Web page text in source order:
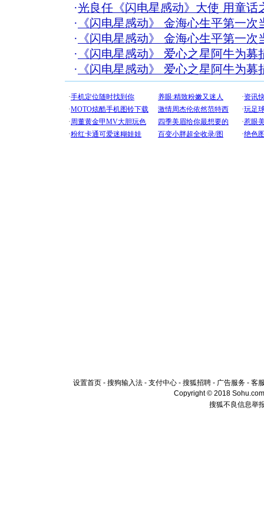
·光良任《闪电星感动》大使 用童话
· 《闪电星感动》 金海心生平第一次
· 《闪电星感动》 金海心生平第一次
· 《闪电星感动》 爱心之星阿牛为募
· 《闪电星感动》 爱心之星阿牛为募
设置首页 - 搜狗输入法 - 支付中心 - 搜狐招聘 - 广告服务 - 客
Copyright © 2018
搜狐不良信息举